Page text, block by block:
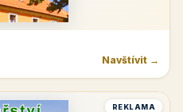
Navštívit →
REKLAMA